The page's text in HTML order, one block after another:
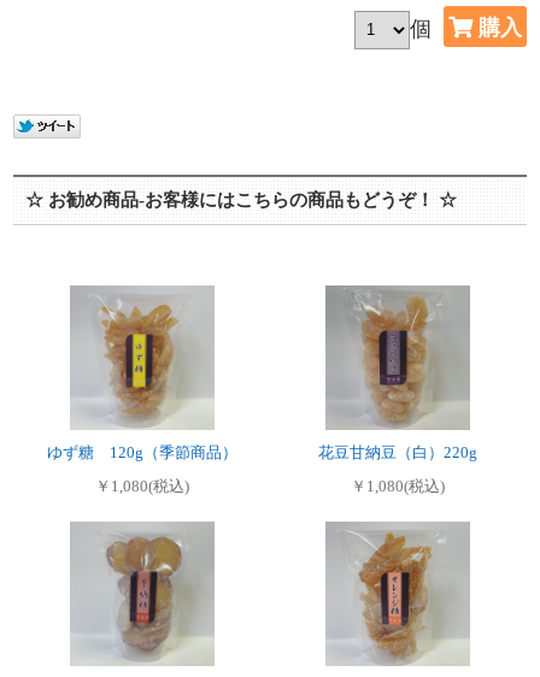
個
☆ お勧め商品-お客様にはこちらの商品もどうぞ！ ☆
ゆず糖 120g（季節商品）
￥1,080(税込)
花豆甘納豆（白）220g
￥1,080(税込)